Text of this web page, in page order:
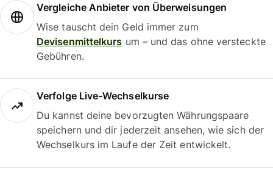
Vergleiche Anbieter von Überweisungen
Wise tauscht dein Geld immer zum
Devisenmittelkurs um – und das ohne versteckte
Gebühren.
Verfolge Live-Wechselkurse
Du kannst deine bevorzugten Währungspaare
speichern und dir jederzeit ansehen, wie sich der
Wechselkurs im Laufe der Zeit entwickelt.